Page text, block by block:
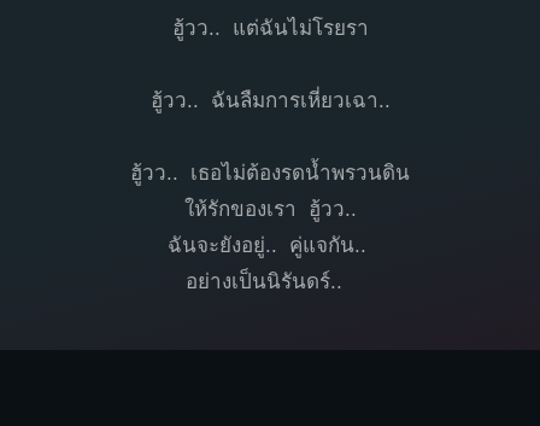
ฮู้วว.. แต่ฉันไม่โรยรา
ฮู้วว.. ฉันลืมการเหี่ยวเฉา..
ฮู้วว.. เธอไม่ต้องรดน้ำพรวนดิน
ให้รักของเรา ฮู้วว..
ฉันจะยังอยู่.. คู่แจกัน..
อย่างเป็นนิรันดร์..